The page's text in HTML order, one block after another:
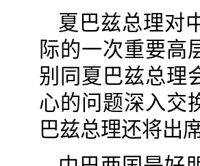
夏巴兹总理对
际的一次重要高
别同夏巴兹总理
心的问题深入交
巴兹总理还将出